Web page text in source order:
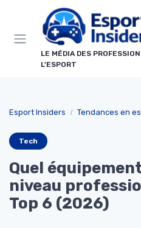
LE MÉDIA DES
L'ESPORT
Esport Insiders Tendances en
Tech
Quel
niveau
Top 6 (2026)
Panneau de gestion des cookies